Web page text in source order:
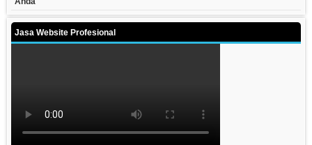
Jasa Website Profesional